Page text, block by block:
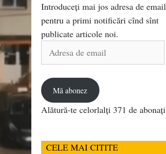
Introduceți mai jos adresa de email
pentru a primi notificări cînd sînt
publicate articole noi.
Adresa
Mă abonez
Alătură-te celorlalți 371 de
CELE MAI CITITE